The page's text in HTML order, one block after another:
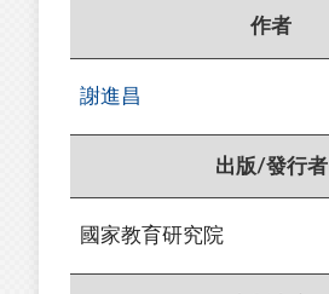
作者
謝進昌
出版/發行者
國家教育研究院